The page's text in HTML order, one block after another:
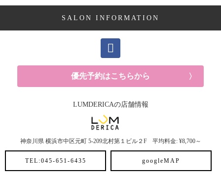
SALON INFORMATION
優先予約はこちらから
LUMDERICAの店舗情報
神奈川県 横浜市中区元町 5-209北村第１ビル２F 平均料金: ¥8,700～
TEL:045-651-6435 googleMAP